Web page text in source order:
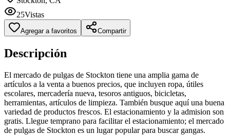
25Vistas
Agregar a favoritos Compartir
Descripción
El mercado de pulgas de Stockton tiene una amplia gama de
artículos a la venta a buenos precios, que incluyen ropa, útiles
escolares, mercadería nueva, tesoros antiguos, bicicletas,
herramientas, artículos de limpieza. También busque aquí una buena
variedad de productos frescos. El estacionamiento y la admision son
gratis. Llegue temprano para facilitar el estacionamiento; el mercado
de pulgas de Stockton es un lugar popular para buscar gangas.